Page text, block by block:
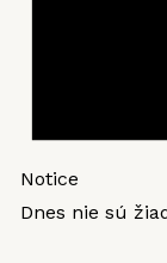
Notice
Dnes nie sú